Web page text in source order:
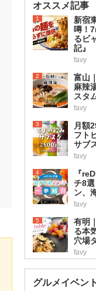
オススメ記事
1
新宿
噂！
るビ
記』
favy
2
富山
麻辣
スタ
favy
3
月額
フト
サブ
favy
4
『
チ8
ン、
favy
5
有明
る本
穴場
favy
グルメイベント